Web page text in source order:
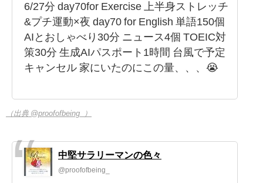
6/27分 day70for Exercise 上半身ストレッチ
&プチ運動×夜 day70 for English 単語150個
AIとおしゃべり30分 ニュース4個 TOEIC対
策30分 生成AIパスポート1時間 台風で予定
キャンセル 家にいたのにこの量、、、😭
（出典 @proofofbeing_）
中堅サラリーマンの色々
@proofofbeing_